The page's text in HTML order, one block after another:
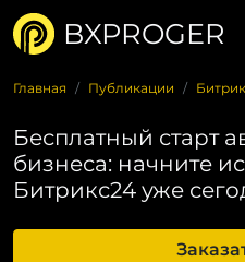
BXPROGER
Главная Публикации
Бесплатный старт
бизнеса: начните
Битрикс24 уже